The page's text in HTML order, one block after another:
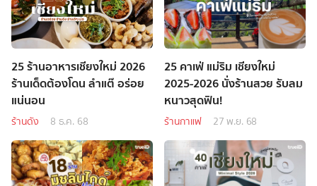
25 ร้านอาหารเชียงใหม่ 2026
ร้านเด็ดต้องโดน ลำแต๊ อร่อย
แน่นอน
ร้านดัง 8 ธ.ค. 68
25 คาเฟ่ แม่ริม เชียงใหม่
2025-2026 นั่งร้านสวย รับลม
หนาวสุดฟิน!
ร้านกาแฟ 27 พ.ย. 68